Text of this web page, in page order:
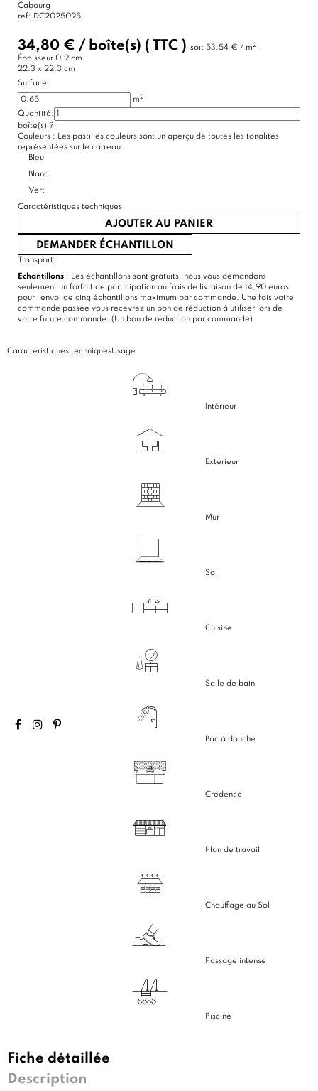
Cabourg
ref: DC2025095
34,80 € / boîte(s) ( TTC ) soit 53,54 € / m2
Épaisseur 0.9 cm
22.3 x 22.3 cm
Surface:
m2
Quantité:
boîte(s) ?
Couleurs : Les pastilles couleurs sont un aperçu de toutes les tonalités
représentées sur le carreau
Bleu
Blanc
Vert
Caractéristiques techniques
AJOUTER AU PANIER
DEMANDER ÉCHANTILLON
Transport
Echantillons : Les échantillons sont gratuits, nous vous demandons
seulement un forfait de participation au frais de livraison de 14,90 euros
pour l'envoi de cinq échantillons maximum par commande. Une fois votre
commande passée vous recevrez un bon de réduction à utiliser lors de
votre future commande. (Un bon de réduction par commande).
Caractéristiques techniquesUsage
Intérieur
Extérieur
Mur
Sol
Cuisine
Salle de bain
Bac à douche
Crédence
Plan de travail
Chauffage au Sol
Passage intense
Piscine
Fiche détaillée
Description